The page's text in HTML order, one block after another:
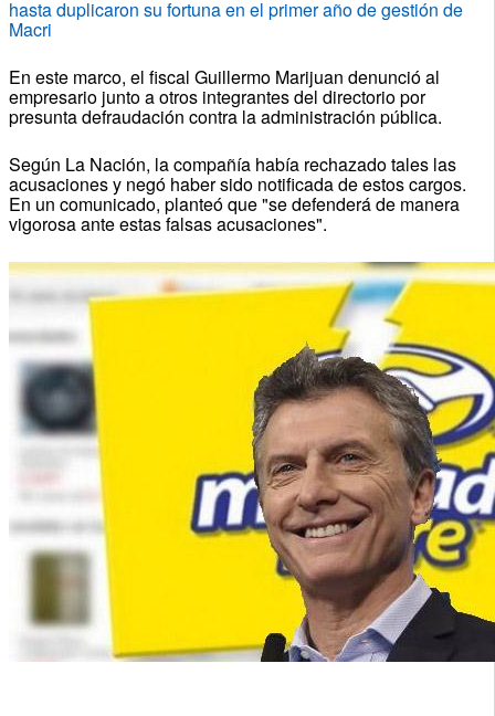
hasta duplicaron su fortuna en el primer año de gestión de
Macri
En este marco, el fiscal Guillermo Marijuan denunció al
empresario junto a otros integrantes del directorio por
presunta defraudación contra la administración pública.
Según La Nación, la compañía había rechazado tales las
acusaciones y negó haber sido notificada de estos cargos.
En un comunicado, planteó que "se defenderá de manera
vigorosa ante estas falsas acusaciones".